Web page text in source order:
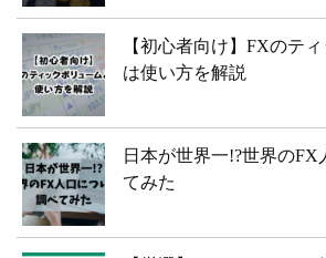
【初心者向け】FXのテ
は使い方を解説
日本が世界一!?世界の
てみた